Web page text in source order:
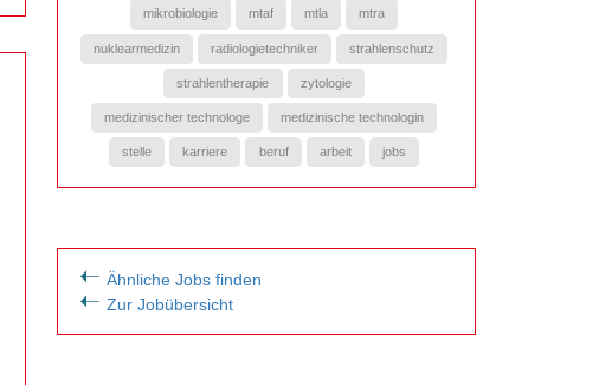
mikrobiologie mtaf mtla mtra
nuklearmedizin radiologietechniker strahlenschutz
strahlentherapie zytologie
medizinischer technologe medizinische technologin
stelle karriere beruf arbeit jobs
Ähnliche Jobs finden
Zur Jobübersicht